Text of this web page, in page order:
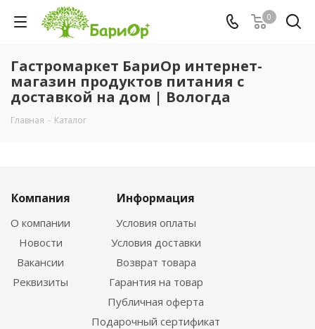
0
Гастромаркет БариОр интернет-
магазин продуктов питания с
доставкой на дом | Вологда
Главная - Каталог
Компания
О компании
Новости
Вакансии
Реквизиты
Информация
Условия оплаты
Условия доставки
Возврат товара
Гарантия на товар
Публичная оферта
Подарочный сертификат